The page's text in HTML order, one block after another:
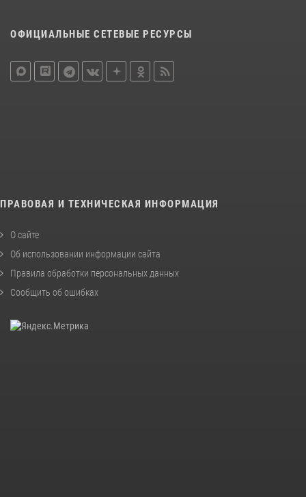
ОФИЦИАЛЬНЫЕ СЕТЕВЫЕ РЕСУРСЫ
ПРАВОВАЯ И ТЕХНИЧЕСКАЯ ИНФОРМАЦИЯ
О сайте
Об использовании информации сайта
Правила обработки персональных данных
Сообщить об ошибках